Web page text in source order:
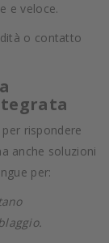
e veloce.
o contatto
per rispondere
anche soluzioni
per: